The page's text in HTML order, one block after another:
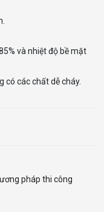
và nhiệt độ bề mặt
có các chất dễ cháy.
pháp thi công